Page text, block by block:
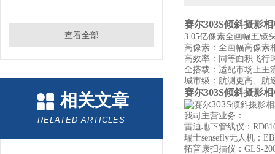
查看全部
相关文章
RELATED ARTICLES
赛尔303S倾斜摄影
3.05亿像素全画幅五镜
高像素：全画幅高像素
高效率：同等面积飞行
全搭载：适配市场上主
城市级：航测更高、航
赛尔303S倾斜摄影
我司主营业务：
雷迪地下管线仪：
瑞士sensefly无人机：
拓普康扫描仪：GLS-